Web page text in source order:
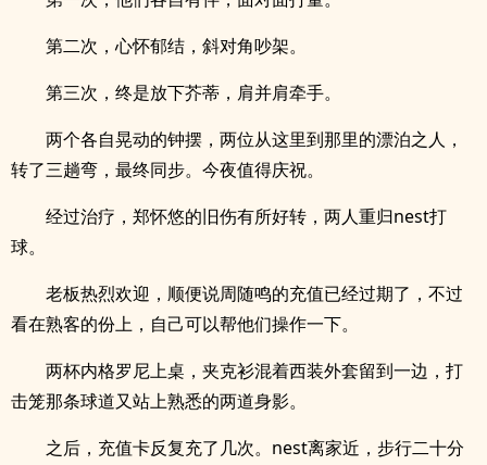
第二次，心怀郁结，斜对角吵架。
第三次，终是放下芥蒂，肩并肩牵手。
两个各自晃动的钟摆，两位从这里到那里的漂泊之人，
转了三趟弯，最终同步。今夜值得庆祝。
经过治疗，郑怀悠的旧伤有所好转，两人重归nest打
球。
老板热烈欢迎，顺便说周随鸣的充值已经过期了，不过
看在熟客的份上，自己可以帮他们操作一下。
两杯内格罗尼上桌，夹克衫混着西装外套留到一边，打
击笼那条球道又站上熟悉的两道身影。
之后，充值卡反复充了几次。nest离家近，步行二十分